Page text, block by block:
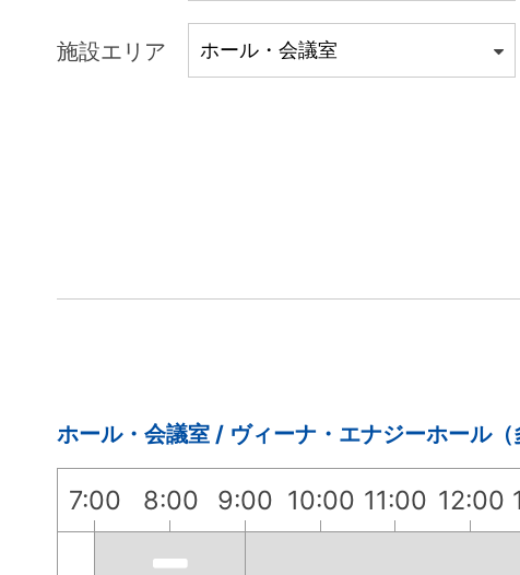
施設エリア
ホール・会議室 / ヴィーナ・エナジーホール（
7:00 8:00 9:00 10:00 11:00 12:00